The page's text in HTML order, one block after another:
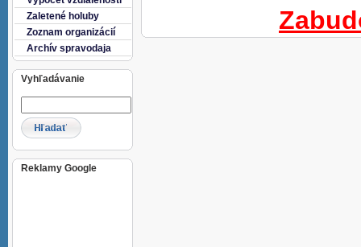
Zaletené holuby
Zoznam organizácií
Archív spravodaja
Vyhľadávanie
Reklamy Google